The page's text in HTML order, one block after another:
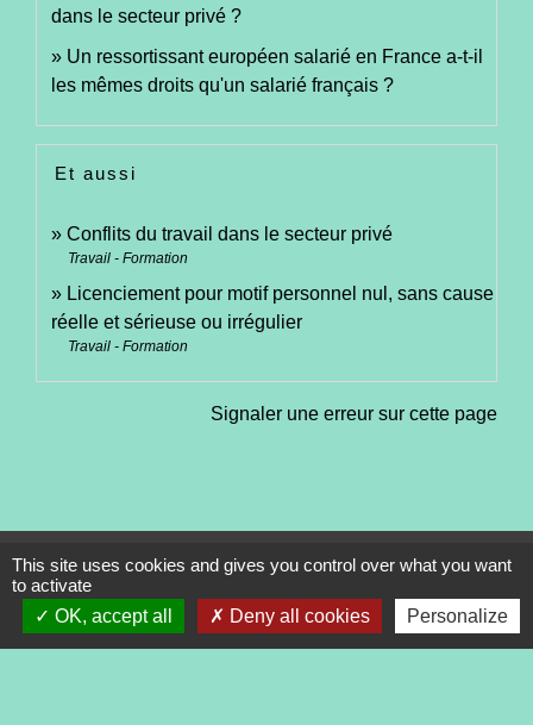
dans le secteur privé ?
Un ressortissant européen salarié en France a-t-il
les mêmes droits qu'un salarié français ?
Et aussi
Conflits du travail dans le secteur privé
Travail - Formation
Licenciement pour motif personnel nul, sans cause
réelle et sérieuse ou irrégulier
Travail - Formation
Signaler une erreur sur cette page
Contacts
Commune de Tréveneuc
2 place du Bourg
22410 Tréveneuc - FRANCE
This site uses cookies and gives you control over what you want
to activate
OK, accept all
Deny all cookies Personalize